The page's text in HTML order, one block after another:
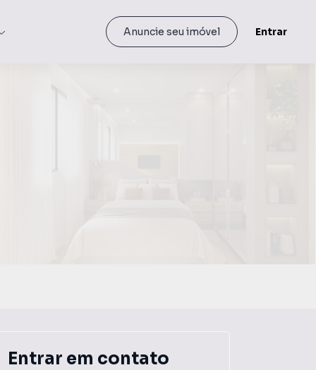
Anuncie seu imóvel Entrar
Entrar em contato